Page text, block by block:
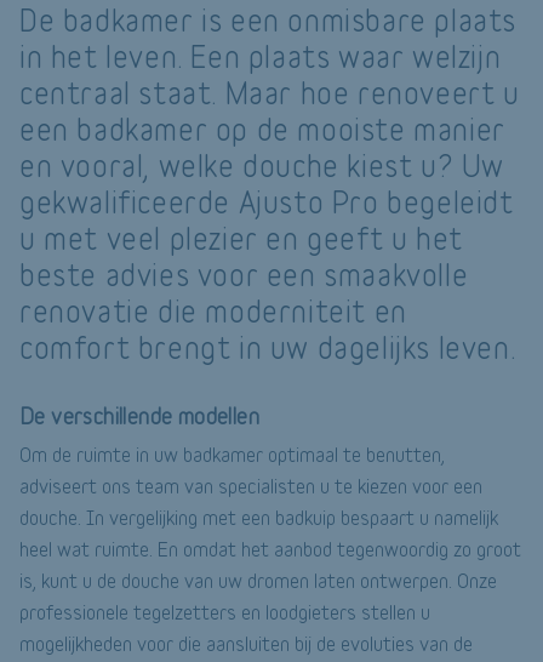
De badkamer is een onmisbare plaats
in het leven. Een plaats waar welzijn
centraal staat. Maar hoe renoveert u
een badkamer op de mooiste manier
en vooral, welke douche kiest u? Uw
gekwalificeerde Ajusto Pro begeleidt
u met veel plezier en geeft u het
beste advies voor een smaakvolle
renovatie die moderniteit en
comfort brengt in uw dagelijks leven.
De verschillende modellen
Om de ruimte in uw badkamer optimaal te benutten,
adviseert ons team van specialisten u te kiezen voor een
douche. In vergelijking met een badkuip bespaart u namelijk
heel wat ruimte. En omdat het aanbod tegenwoordig zo groot
is, kunt u de douche van uw dromen laten ontwerpen. Onze
professionele tegelzetters en loodgieters stellen u
mogelijkheden voor die aansluiten bij de evoluties van de